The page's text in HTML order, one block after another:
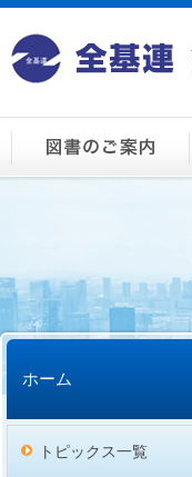
ホーム
トピックス一覧